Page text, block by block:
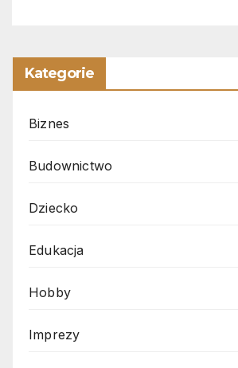
Kategorie
Biznes
Budownictwo
Dziecko
Edukacja
Hobby
Imprezy